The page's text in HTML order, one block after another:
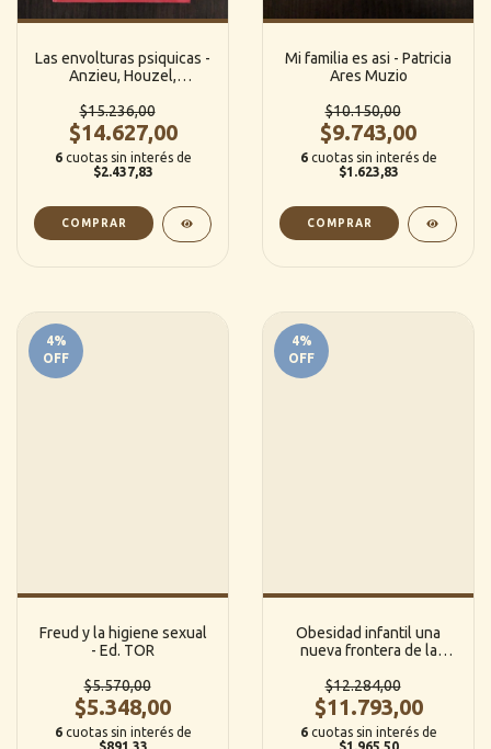
Las envolturas psiquicas -
Anzieu, Houzel,
$15.236,00
$14.627,00
6 cuotas sin interés de
$2.437,83
Mi familia es asi - Patricia
Ares Muzio
$10.150,00
$9.743,00
6 cuotas sin interés de
$1.623,83
4%
OFF
Freud y la higiene sexual
- Ed. TOR
$5.570,00
$5.348,00
6 cuotas sin interés de
4%
OFF
Obesidad infantil una
nueva frontera de la
Michael D. Lebow
$12.284,00
$11.793,00
6 cuotas sin interés de